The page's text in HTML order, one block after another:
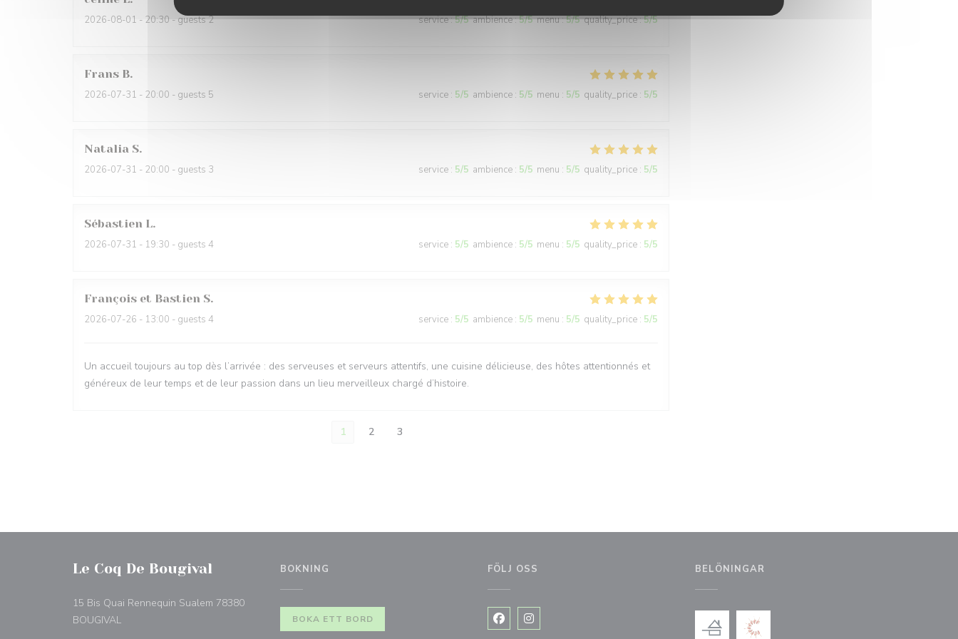
2026-08-01 - 20:30 - guests 2 service:5/5 ambience:5/5 menu:5/5 quality_price:5/5
Frans B
2026-07-31 - 20:00 - guests 5 service : 5/5 ambience : 5/5 menu : 5/5 quality_price : 5/5
Natalia S
2026-07-31 - 20:00 - guests 3 service : 5/5 ambience : 5/5 menu : 5/5 quality_price : 5/5
Sébastien L
2026-07-31 - 19:30 - guests 4 service : 5/5 ambience : 5/5 menu : 5/5 quality_price : 5/5
François et Bastien S
2026-07-26 - 13:00 - guests 4 service : 5/5 ambience : 5/5 menu : 5/5 quality_price : 5/5
Un accueil toujours au top dès l’arrivée : des serveuses et serveurs attentifs, une cuisine délicieuse, des hôtes attentionnés et
généreux de leur temps et de leur passion dans un lieu merveilleux chargé d’histoire.
1 2 3
Le Coq De Bougival
15 Bis Quai Rennequin Sualem 78380
BOUGIVAL((öppnas i ett nytt fönster))
BOKNING
BOKA ETT BORD
FÖLJ OSS
Facebook ((öppnas i ett nytt fönster))
Instagram ((öppnas i ett nytt fönster))
BELÖNINGAR